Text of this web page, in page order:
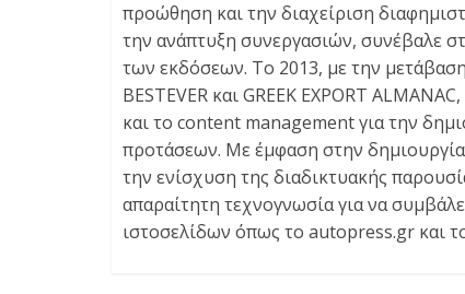
προώθηση και την διαχείριση
την ανάπτυξη συνεργασιών, συνέβαλε
των εκδόσεων. Το 2013, με την
BESTEVER και GREEK EXPORT
και το content management για την
προτάσεων. Με έμφαση στην
την ενίσχυση της διαδικτυακής
απαραίτητη τεχνογνωσία για να
ιστοσελίδων όπως το autopress.gr και